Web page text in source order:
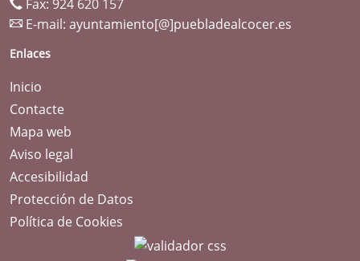
Fax: 924 620 157
E-mail: ayuntamiento[@]puebladealcocer.es
Enlaces
Inicio
Contacte
Mapa web
Aviso legal
Accesibilidad
Protección de Datos
Política de Cookies